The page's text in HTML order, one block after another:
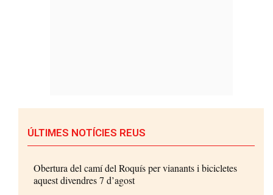
ÚLTIMES NOTÍCIES REUS
Obertura del camí del Roquís per vianants i bicicletes
aquest divendres 7 d’agost